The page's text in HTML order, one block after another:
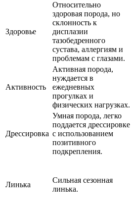
Здоровье
Относительно
здоровая порода, но
склонность к
дисплазии
тазобедренного
сустава, аллергиям и
проблемам с глазами.
Активность
Активная порода,
нуждается в
ежедневных
прогулках и
физических нагрузках.
Дрессировка
Умная порода, легко
поддается дрессировке
с использованием
позитивного
подкрепления.
Линька
Сильная сезонная
линька.